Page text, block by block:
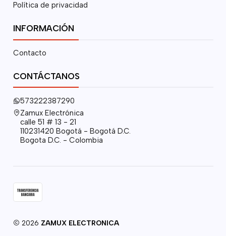
Política de privacidad
INFORMACIÓN
Contacto
CONTÁCTANOS
573222387290
Zamux Electrónica
calle 51 # 13 - 21
110231420 Bogotá - Bogotá D.C.
Bogota D.C. - Colombia
2026 ZAMUX ELECTRONICA